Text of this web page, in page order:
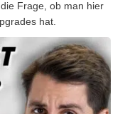
Frage, ob man hier
hat.